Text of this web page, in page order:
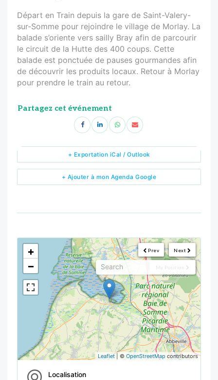
Départ en Train depuis la gare de Saint-Valery-
sur-Somme pour rejoindre le village de Morlay. La
balade s’oriente vers sailly Bray afin de parcourir
le circuit de la Hutte des 400 coups. Cette
balade est ponctuée de pauses gourmandes afin
de découvrir les produits locaux. Retour à Morlay
pour prendre le train au retour.
Partagez cet événement
+ Ajouter à mon Agenda Google
+ Exportation iCal / Outlook
Next
Prev
My Position
<!---->
+
−
Leaflet| © OpenStreetMap contributors
Localisation